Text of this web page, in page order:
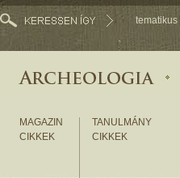
tematikus
MAGAZIN
CIKKEK
TANULMÁNY
CIKKEK